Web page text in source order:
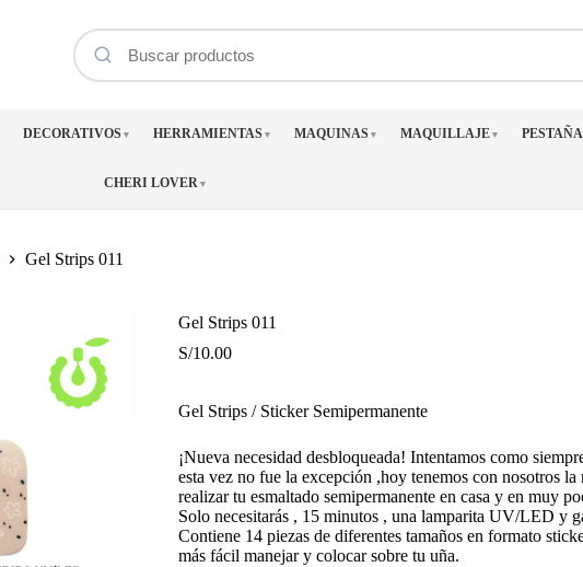
DECORATIVOS ▼ HERRAMIENTAS ▼ MAQUINAS ▼ MAQUILLAJE ▼
CHERI LOVER ▼
Gel Strips 011
Gel Strips 011
S/10.00
Gel Strips / Sticker Semipermanente
¡Nueva necesidad desbloqueada! Intentamos como
esta vez no fue la excepción ,hoy tenemos con nosotros
realizar tu esmaltado semipermanente en casa y en muy
Solo necesitarás , 15 minutos , una lamparita UV/LED y
Contiene 14 piezas de diferentes tamaños en formato
más fácil manejar y colocar sobre tu uña.